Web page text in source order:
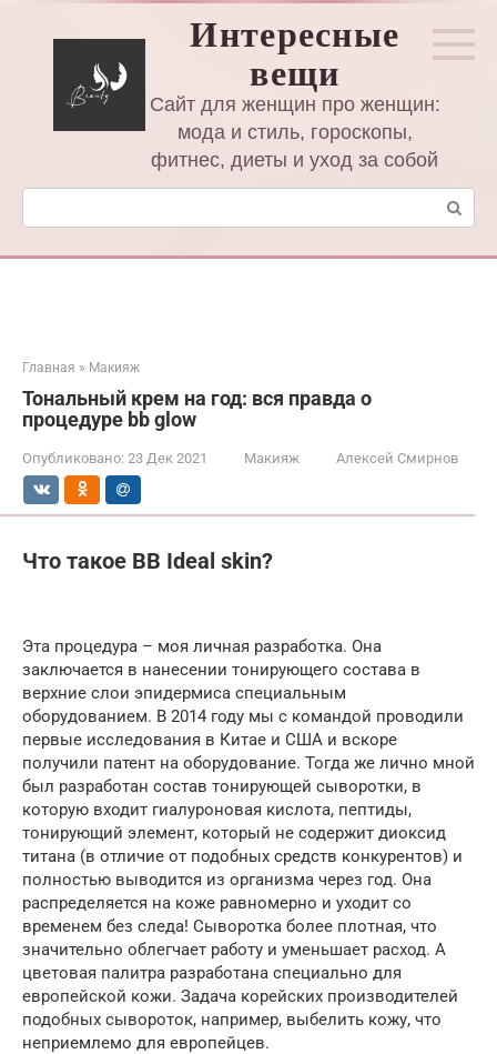
Интересные
вещи
Сайт для женщин про женщин:
мода и стиль, гороскопы,
фитнес, диеты и уход за собой
Поиск:
Главная » Макияж
Тональный крем на год: вся правда о
процедуре bb glow
Опубликовано: 23 Дек 2021 Макияж Алексей Смирнов
Что такое BB Ideal skin?
Эта процедура – моя личная разработка. Она
заключается в нанесении тонирующего состава в
верхние слои эпидермиса специальным
оборудованием. В 2014 году мы с командой проводили
первые исследования в Китае и США и вскоре
получили патент на оборудование. Тогда же лично мной
был разработан состав тонирующей сыворотки, в
которую входит гиалуроновая кислота, пептиды,
тонирующий элемент, который не содержит диоксид
титана (в отличие от подобных средств конкурентов) и
полностью выводится из организма через год. Она
распределяется на коже равномерно и уходит со
временем без следа! Сыворотка более плотная, что
значительно облегчает работу и уменьшает расход. А
цветовая палитра разработана специально для
европейской кожи. Задача корейских производителей
подобных сывороток, например, выбелить кожу, что
неприемлемо для европейцев.